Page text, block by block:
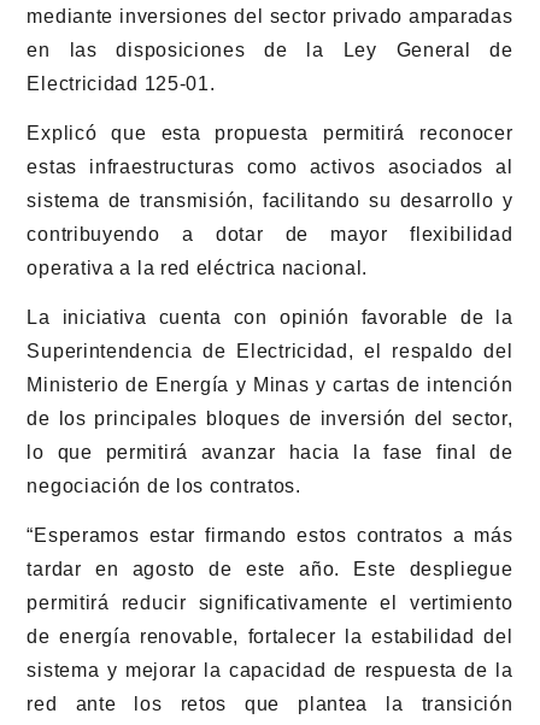
mediante inversiones del sector privado amparadas
en las disposiciones de la Ley General de
Electricidad 125-01.
Explicó que esta propuesta permitirá reconocer
estas infraestructuras como activos asociados al
sistema de transmisión, facilitando su desarrollo y
contribuyendo a dotar de mayor flexibilidad
operativa a la red eléctrica nacional.
La iniciativa cuenta con opinión favorable de la
Superintendencia de Electricidad, el respaldo del
Ministerio de Energía y Minas y cartas de intención
de los principales bloques de inversión del sector,
lo que permitirá avanzar hacia la fase final de
negociación de los contratos.
“Esperamos estar firmando estos contratos a más
tardar en agosto de este año. Este despliegue
permitirá reducir significativamente el vertimiento
de energía renovable, fortalecer la estabilidad del
sistema y mejorar la capacidad de respuesta de la
red ante los retos que plantea la transición